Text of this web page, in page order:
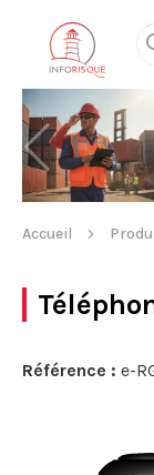
Accueil
Référence : e-